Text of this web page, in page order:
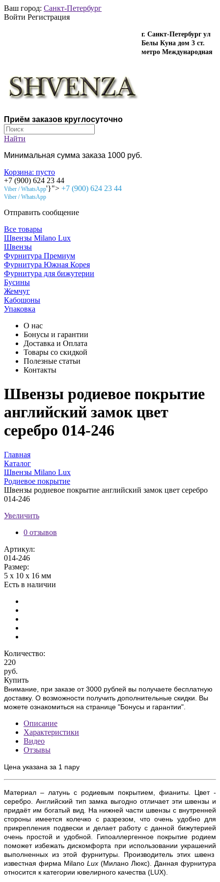
Ваш город: Санкт-Петербург
Войти Регистрация
г. Санкт-Петербург ул
Белы Куна дом 3 ст.
метро Международная
Приём заказов круглосуточно
Найти
Минимальная сумма заказа 1000 руб.
Корзина: пусто
+7 (900) 624 23 44
Viber / WhatsApp'}"> +7 (900) 624 23 44
Viber / WhatsApp
Отправить сообщение
Все товары
Швензы Milano Lux
Швензы
Фурнитура Премиум
Фурнитура Южная Корея
Фурнитура для бижутерии
Бусины
Жемчуг
Кабошоны
Упаковка
О нас
Бонусы и гарантии
Доставка и Оплата
Товары со скидкой
Полезные статьи
Контакты
Швензы родиевое покрытие
английский замок цвет
серебро 014-246
Главная
Каталог
Швензы Milano Lux
Родиевое покрытие
Швензы родиевое покрытие английский замок цвет серебро
014-246
Увеличить
0 отзывов
Артикул:
014-246
Размер:
5 х 10 х 16 мм
Есть в наличии
Количество:
220
руб.
Купить
Внимание, при заказе от 3000 рублей вы получаете бесплатную
доставку. О возможности получить дополнительные скидки. Вы
можете ознакомиться на странице "Бонусы и гарантии".
Описание
Характеристики
Видео
Отзывы
Цена указана за 1 пару
Материал – латунь с родиевым покрытием, фианиты. Цвет -
серебро. Английский тип замка выгодно отличает эти швензы и
придаёт им богатый вид. На нижней части швензы с внутренней
стороны имеется колечко с разрезом, что очень удобно для
прикрепления подвески и делает работу с данной бижутерией
очень простой и удобной . Гипоаллергенное покрытие родием
поможет избежать дискомфорта при использовании украшений
выполненных из этой фурнитуры. Производитель этих швенз
известная фирма Milano Lux (Милано Люкс). Данная фурнитура
относится к категории ювелирного качества (LUX)